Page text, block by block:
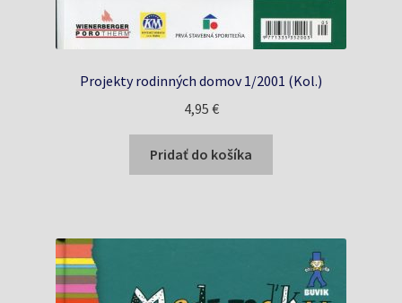
Projekty rodinných domov 1/2001 (Kol.)
4,95 €
Pridať do košíka